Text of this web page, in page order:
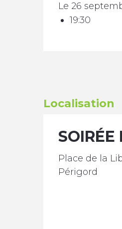
Le 26
19:30
Localisation
SOIRÉE
Place de la
Périgord